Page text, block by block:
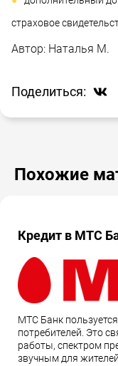
страховое
Автор: Наталья М.
Поделиться:
Похожие
Кредит в МТС
МТС Банк
потребителей. Это
работы, спектром
звучным для